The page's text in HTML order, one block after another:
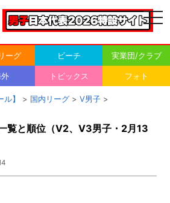
ーグ ビーチ 実業団/クラブ
トピックス フォト
】 > 国内リーグ > V男子 >
覧と順位（V2、V3男子・2月13